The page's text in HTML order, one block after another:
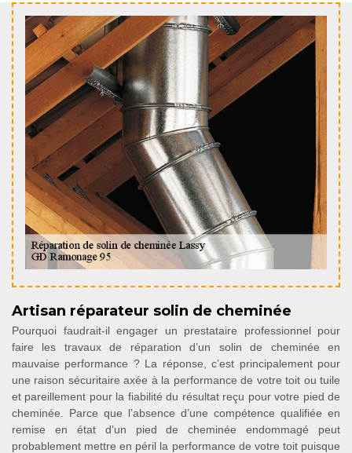
Artisan réparateur solin de cheminée
Pourquoi faudrait-il engager un prestataire professionnel pour
faire les travaux de réparation d’un solin de cheminée en
mauvaise performance ? La réponse, c’est principalement pour
une raison sécuritaire axée à la performance de votre toit ou tuile
et pareillement pour la fiabilité du résultat reçu pour votre pied de
cheminée. Parce que l’absence d’une compétence qualifiée en
remise en état d’un pied de cheminée endommagé peut
probablement mettre en péril la performance de votre toit puisque